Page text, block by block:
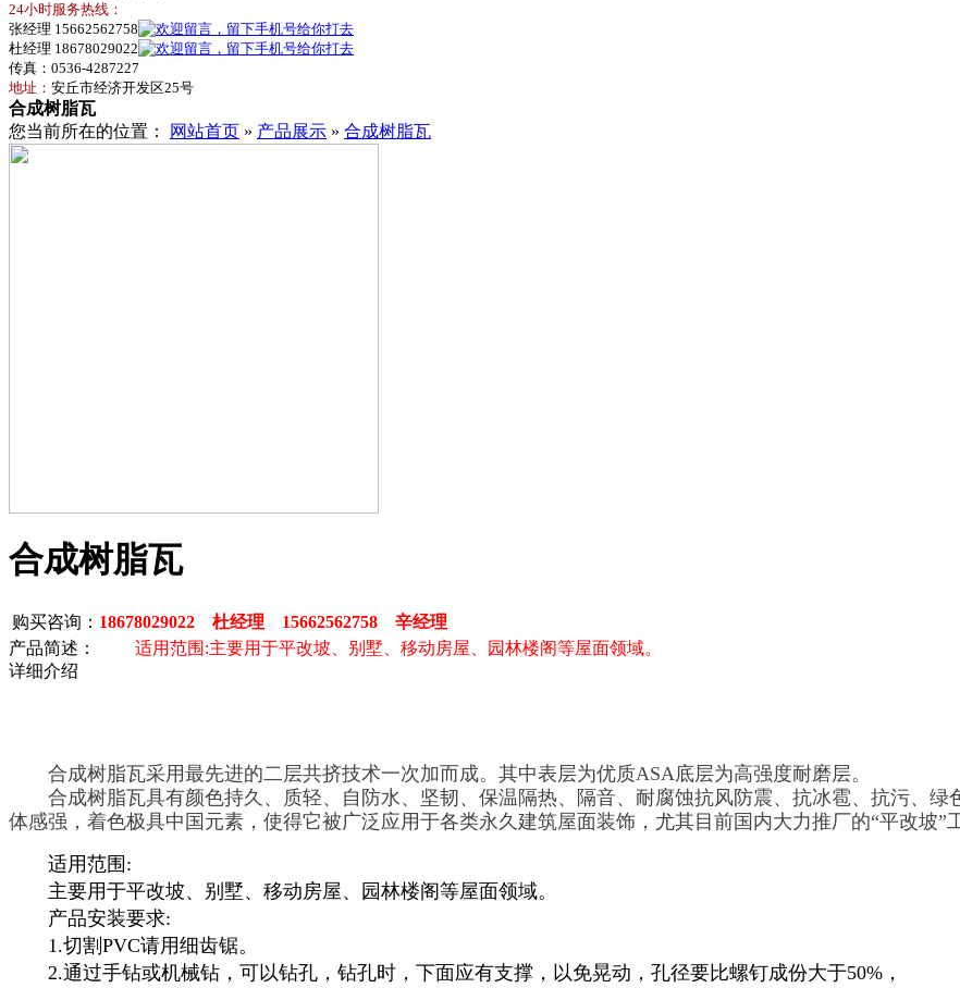
24小时服务热线：
张经理 15662562758
杜经理 18678029022
传真：0536-4287227
地址： 安丘市经济开发区25号
合成树脂瓦
您当前所在的位置：
网站首页 » 产品展示 » 合成树脂瓦
合成树脂瓦
购买咨询： 18678029022 杜经理 15662562758 辛经理
产品简述：
适用范围:主要用于平改坡、别墅、移动房屋、园林楼阁等屋面领域。
详细介绍
合成树脂瓦采用最先进的二层共挤技术一次加而成。其中表层为优质ASA底层为高强度耐磨层。
合成树脂瓦具有颜色持久、质轻、自防水、坚韧、保温隔热、隔音、耐腐蚀抗风防震、抗冰雹、抗污、绿
体感强，着色极具中国元素，使得它被广泛应用于各类永久建筑屋面装饰，尤其目前国内大力推厂的“平改坡”
适用范围:
主要用于平改坡、别墅、移动房屋、园林楼阁等屋面领域。
产品安装要求:
1.切割PVC请用细齿锯。
2.通过手钻或机械钻，可以钻孔，钻孔时，下面应有支撑，以免晃动，孔径要比螺钉成份大于50%，